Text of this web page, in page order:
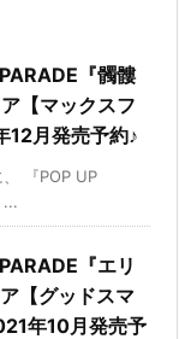
『髑髏
【マックスフ
12月発売予約♪
、 『POP UP
...
『エリ
【グッドスマ
年10月発売予